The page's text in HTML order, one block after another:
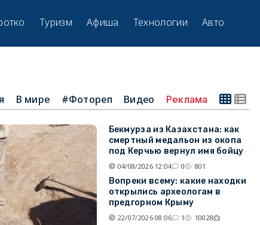
Туризм Афиша Технологии Авто
В мире #Фотореп Видео Реклама
Бекмурза из Казахстана: как
смертный медальон из окопа
под Керчью вернул имя бойцу
04/08/2026 12:04 0 801
Вопреки всему: какие находки
открылись археологам в
предгорном Крыму
22/07/2026 08:06 1 10028